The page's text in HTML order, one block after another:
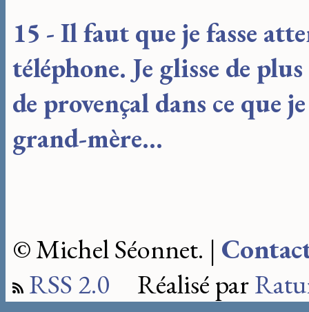
15 - Il faut que je fasse
téléphone. Je glisse de
de provençal dans ce que
grand-mère...
© Michel Séonnet. |
RSS 2.0 Réalisé par